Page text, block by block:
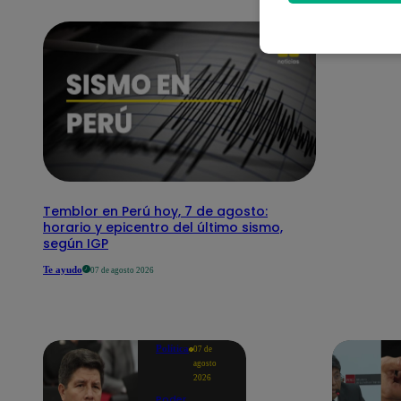
Temblor en Perú hoy, 7 de agosto:
horario y epicentro del último sismo,
según IGP
Te ayudo 07 de agosto 2026
Política 07 de
agosto
2026